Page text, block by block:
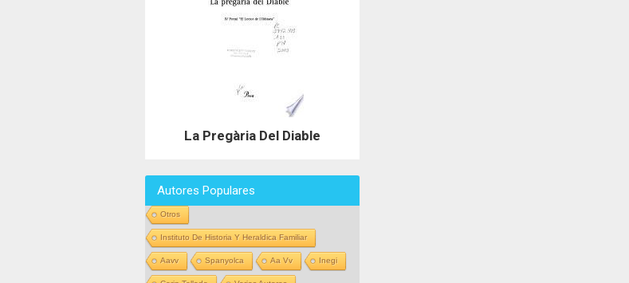
La Pregària Del Diable
Autores Populares
Otros
Instituto De Historia Y Heraldica Familiar
Aavv Spanyolca Aa Vv Inegi